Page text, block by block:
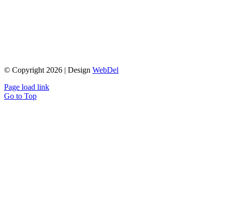
© Copyright 2026 | Design WebDel
Page load link
Go to Top